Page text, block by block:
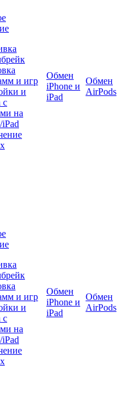
и игр
и
с
на
iPad
Обмен
iPhone и
iPad
Обмен
AirPods
и игр
и
с
на
iPad
Обмен
iPhone и
iPad
Обмен
AirPods